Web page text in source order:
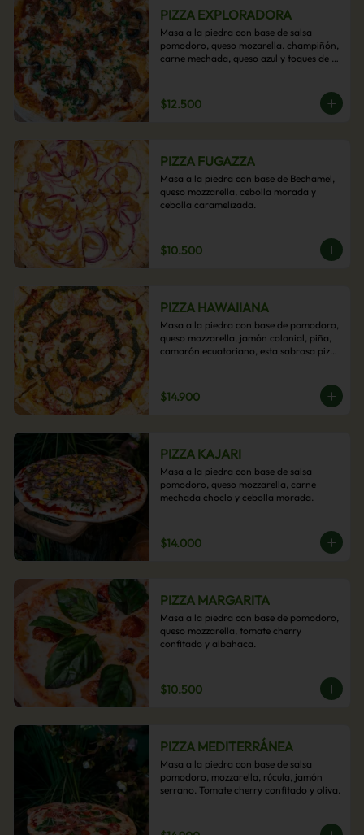
PIZZA EXPLORADORA
Masa a la piedra con base de salsa
pomodoro, queso mozarella. champiñón,
carne mechada, queso azul y toques de
$12.500
PIZZA FUGAZZA
Masa a la piedra con base de Bechamel,
queso mozzarella, cebolla morada y
cebolla caramelizada.
$10.500
PIZZA HAWAIIANA
Masa a la piedra con base de pomodoro,
queso mozzarella, jamón colonial, piña,
camarón ecuatoriano, esta sabrosa pizza
$14.900
PIZZA KAJARI
Masa a la piedra con base de salsa
pomodoro, queso mozzarella, carne
mechada choclo y cebolla morada.
$14.000
PIZZA MARGARITA
Masa a la piedra con base de pomodoro,
queso mozzarella, tomate cherry
confitado y albahaca.
$10.500
PIZZA MEDITERRÁNEA
Masa a la piedra con base de salsa
pomodoro, mozzarella, rúcula, jamón
serrano. Tomate cherry confitado y oliva.